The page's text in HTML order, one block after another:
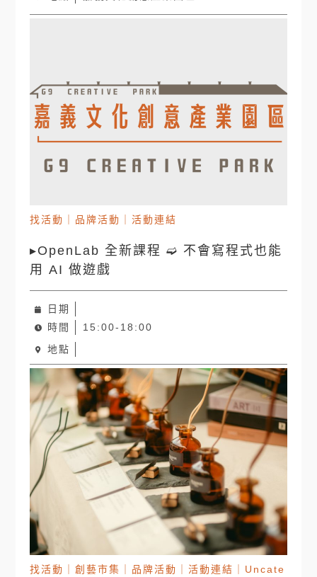
找活動 品牌活動 ｜活動連結
▸OpenLab 全新課程 ➫ 不會寫程式也能
用 AI 做遊戲
日期
時間
15:00-18:00
地點
找活動 ｜創藝市集 品牌活動 ｜活動連結
Uncate